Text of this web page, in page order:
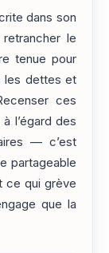
dans son
le
tenue pour
les dettes et
ces
l’égard des
— c’est
partageable
ce qui grève
que la